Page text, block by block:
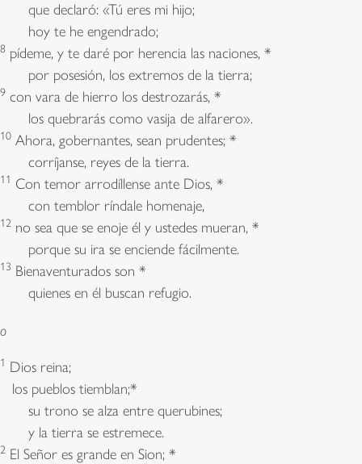
que declaró: «Tú eres mi hijo;
hoy te he engendrado;
8 pídeme, y te daré por herencia las naciones, *
por posesión, los extremos de la tierra;
9 con vara de hierro los destrozarás, *
los quebrarás como vasija de alfarero».
10 Ahora, gobernantes, sean prudentes; *
corríjanse, reyes de la tierra.
11 Con temor arrodíllense ante Dios, *
con temblor ríndale homenaje,
12 no sea que se enoje él y ustedes mueran, *
porque su ira se enciende fácilmente.
13 Bienaventurados son *
quienes en él buscan refugio.
o
1 Dios reina;
los pueblos tiemblan;*
su trono se alza entre querubines;
y la tierra se estremece.
2 El Señor es grande en Sion; *